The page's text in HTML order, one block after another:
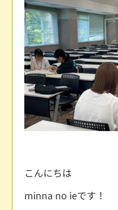
こんにちは
minna no ieです！